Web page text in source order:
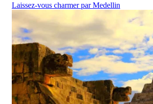
Laissez-vous charmer par Medellin